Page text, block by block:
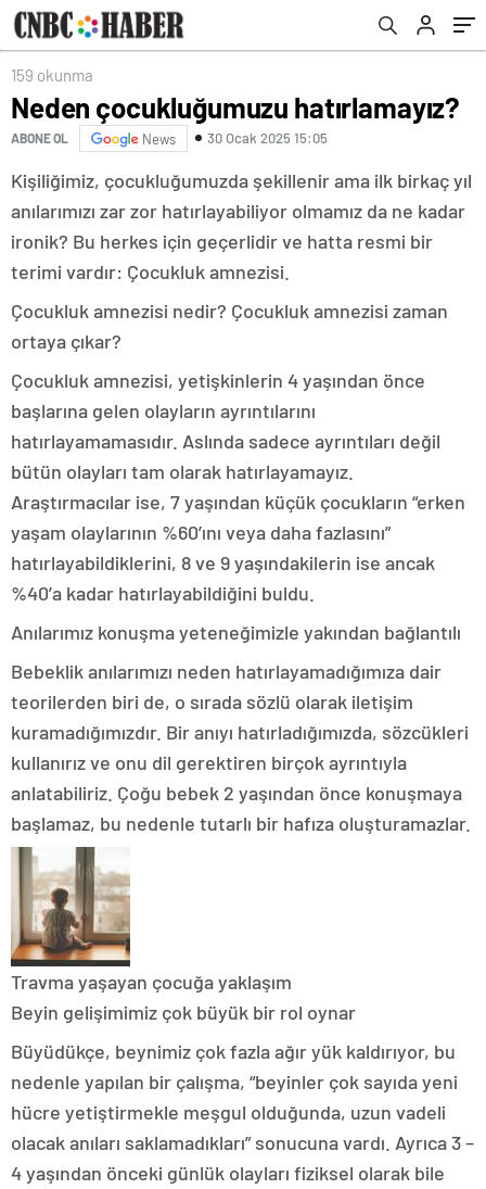
159 okunma
Neden çocukluğumuzu hatırlamayız?
ABONE OL News 30 Ocak 2025 15:05
Kişiliğimiz, çocukluğumuzda şekillenir ama ilk birkaç yıl
anılarımızı zar zor hatırlayabiliyor olmamız da ne kadar
ironik? Bu herkes için geçerlidir ve hatta resmi bir
terimi vardır: Çocukluk amnezisi.
Çocukluk amnezisi nedir? Çocukluk amnezisi zaman
ortaya çıkar?
Çocukluk amnezisi, yetişkinlerin 4 yaşından önce
başlarına gelen olayların ayrıntılarını
hatırlayamamasıdır. Aslında sadece ayrıntıları değil
bütün olayları tam olarak hatırlayamayız.
Araştırmacılar ise, 7 yaşından küçük çocukların “erken
yaşam olaylarının %60’ını veya daha fazlasını”
hatırlayabildiklerini, 8 ve 9 yaşındakilerin ise ancak
%40’a kadar hatırlayabildiğini buldu.
Anılarımız konuşma yeteneğimizle yakından bağlantılı
Bebeklik anılarımızı neden hatırlayamadığımıza dair
teorilerden biri de, o sırada sözlü olarak iletişim
kuramadığımızdır. Bir anıyı hatırladığımızda, sözcükleri
kullanırız ve onu dil gerektiren birçok ayrıntıyla
anlatabiliriz. Çoğu bebek 2 yaşından önce konuşmaya
başlamaz, bu nedenle tutarlı bir hafıza oluşturamazlar.
Travma yaşayan çocuğa yaklaşım
Beyin gelişimimiz çok büyük bir rol oynar
Büyüdükçe, beynimiz çok fazla ağır yük kaldırıyor, bu
nedenle yapılan bir çalışma, “beyinler çok sayıda yeni
hücre yetiştirmekle meşgul olduğunda, uzun vadeli
olacak anıları saklamadıkları” sonucuna vardı. Ayrıca 3 –
4 yaşından önceki günlük olayları fiziksel olarak bile